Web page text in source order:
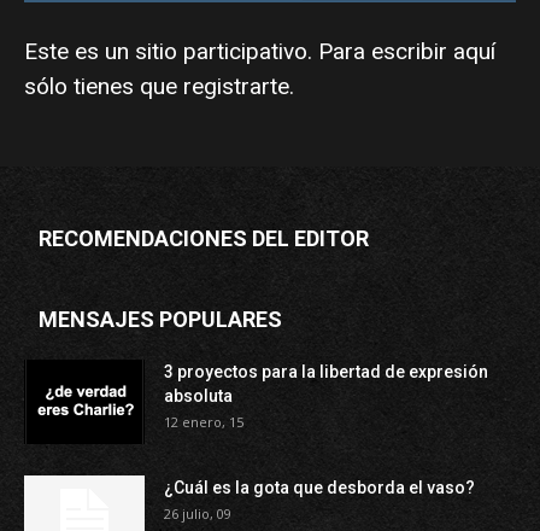
Este es un sitio participativo. Para escribir aquí
sólo tienes que registrarte.
RECOMENDACIONES DEL EDITOR
MENSAJES POPULARES
3 proyectos para la libertad de expresión
absoluta
12 enero, 15
¿Cuál es la gota que desborda el vaso?
26 julio, 09